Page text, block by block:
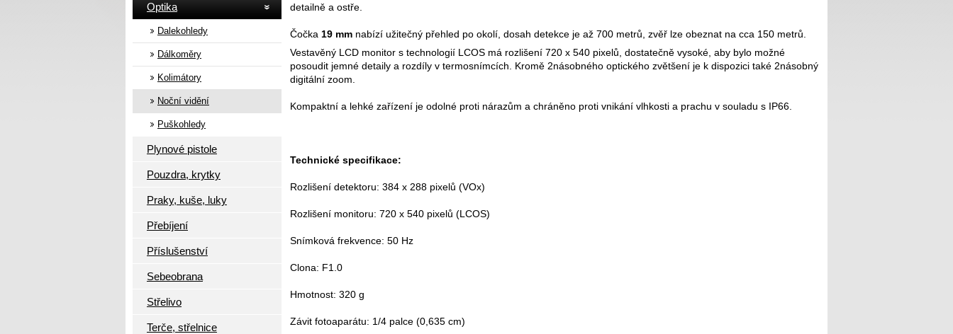
Optika
Dalekohledy
Dálkoměry
Kolimátory
Noční vidění
Puškohledy
Plynové pistole
Pouzdra, krytky
Praky, kuše, luky
Přebíjení
Příslušenství
Sebeobrana
Střelivo
Terče, střelnice
detailně a ostře.
Čočka 19 mm nabízí užitečný přehled po okolí, dosah detekce je až 700 metrů, zvěř lze obeznat na cca 150 metrů.
Vestavěný LCD monitor s technologií LCOS má rozlišení 720 x 540 pixelů, dostatečně vysoké, aby bylo možné
posoudit jemné detaily a rozdíly v termosnímcích. Kromě 2násobného optického zvětšení je k dispozici také 2násobný
digitální zoom.
Kompaktní a lehké zařízení je odolné proti nárazům a chráněno proti vnikání vlhkosti a prachu v souladu s IP66.
Technické specifikace:
Rozlišení detektoru: 384 x 288 pixelů (VOx)
Rozlišení monitoru: 720 x 540 pixelů (LCOS)
Snímková frekvence: 50 Hz
Clona: F1.0
Hmotnost: 320 g
Závit fotoaparátu: 1/4 palce (0,635 cm)